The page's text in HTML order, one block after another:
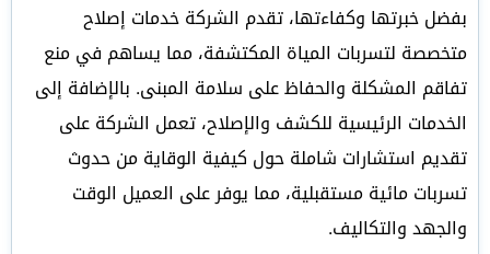
بفضل خبرتها وكفاءتها، تقدم الشركة خدمات إصلاح
متخصصة لتسربات المياة المكتشفة، مما يساهم في منع
تفاقم المشكلة والحفاظ على سلامة المبنى. بالإضافة إلى
الخدمات الرئيسية للكشف والإصلاح، تعمل الشركة على
تقديم استشارات شاملة حول كيفية الوقاية من حدوث
تسربات مائية مستقبلية، مما يوفر على العميل الوقت
والجهد والتكاليف.